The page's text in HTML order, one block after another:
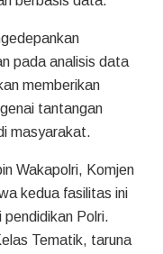
pada analisis data
memberikan
tantangan
masyarakat.
Wakapolri, Komjen
kedua fasilitas ini
Polri.
Tematik, taruna